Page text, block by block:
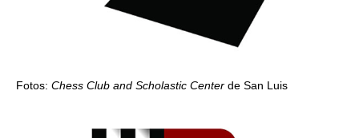
Fotos: Chess Club and Scholastic Center de San Luis